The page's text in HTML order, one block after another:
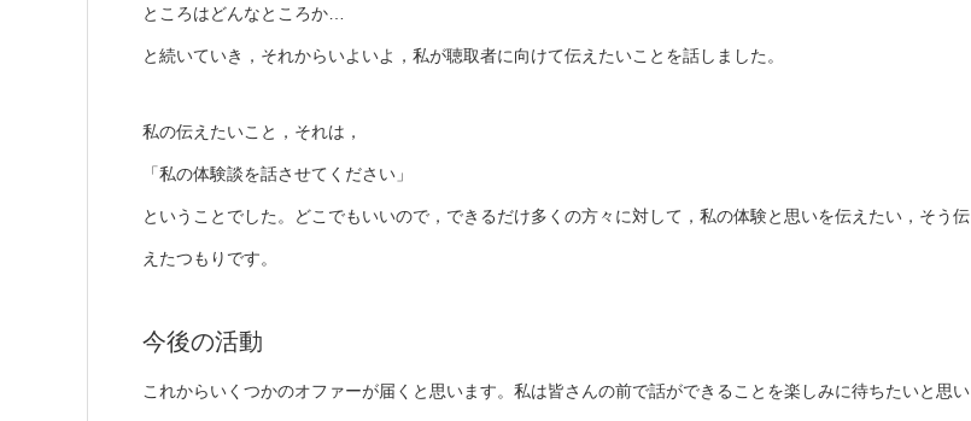
ところはどんなところか…
と続いていき，それからいよいよ，私が聴取者に向けて伝えたいことを話しました。
私の伝えたいこと，それは，
「私の体験談を話させてください」
ということでした。どこでもいいので，できるだけ多くの方々に対して，私の体験と思いを伝えたい，そう伝
えたつもりです。
今後の活動
これからいくつかのオファーが届くと思います。私は皆さんの前で話ができることを楽しみに待ちたいと思い